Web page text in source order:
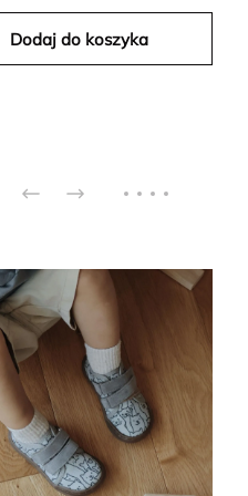
Dodaj do koszyka